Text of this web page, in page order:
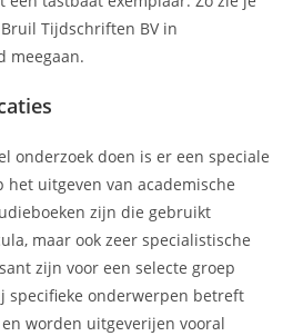
Tijdschriften BV in
meegaan.
onderzoek doen is er een speciale
uitgeven van academische
zijn die gebruikt
maar ook zeer specialistische
zijn voor een selecte groep
specifieke onderwerpen betreft
worden uitgeverijen vooral